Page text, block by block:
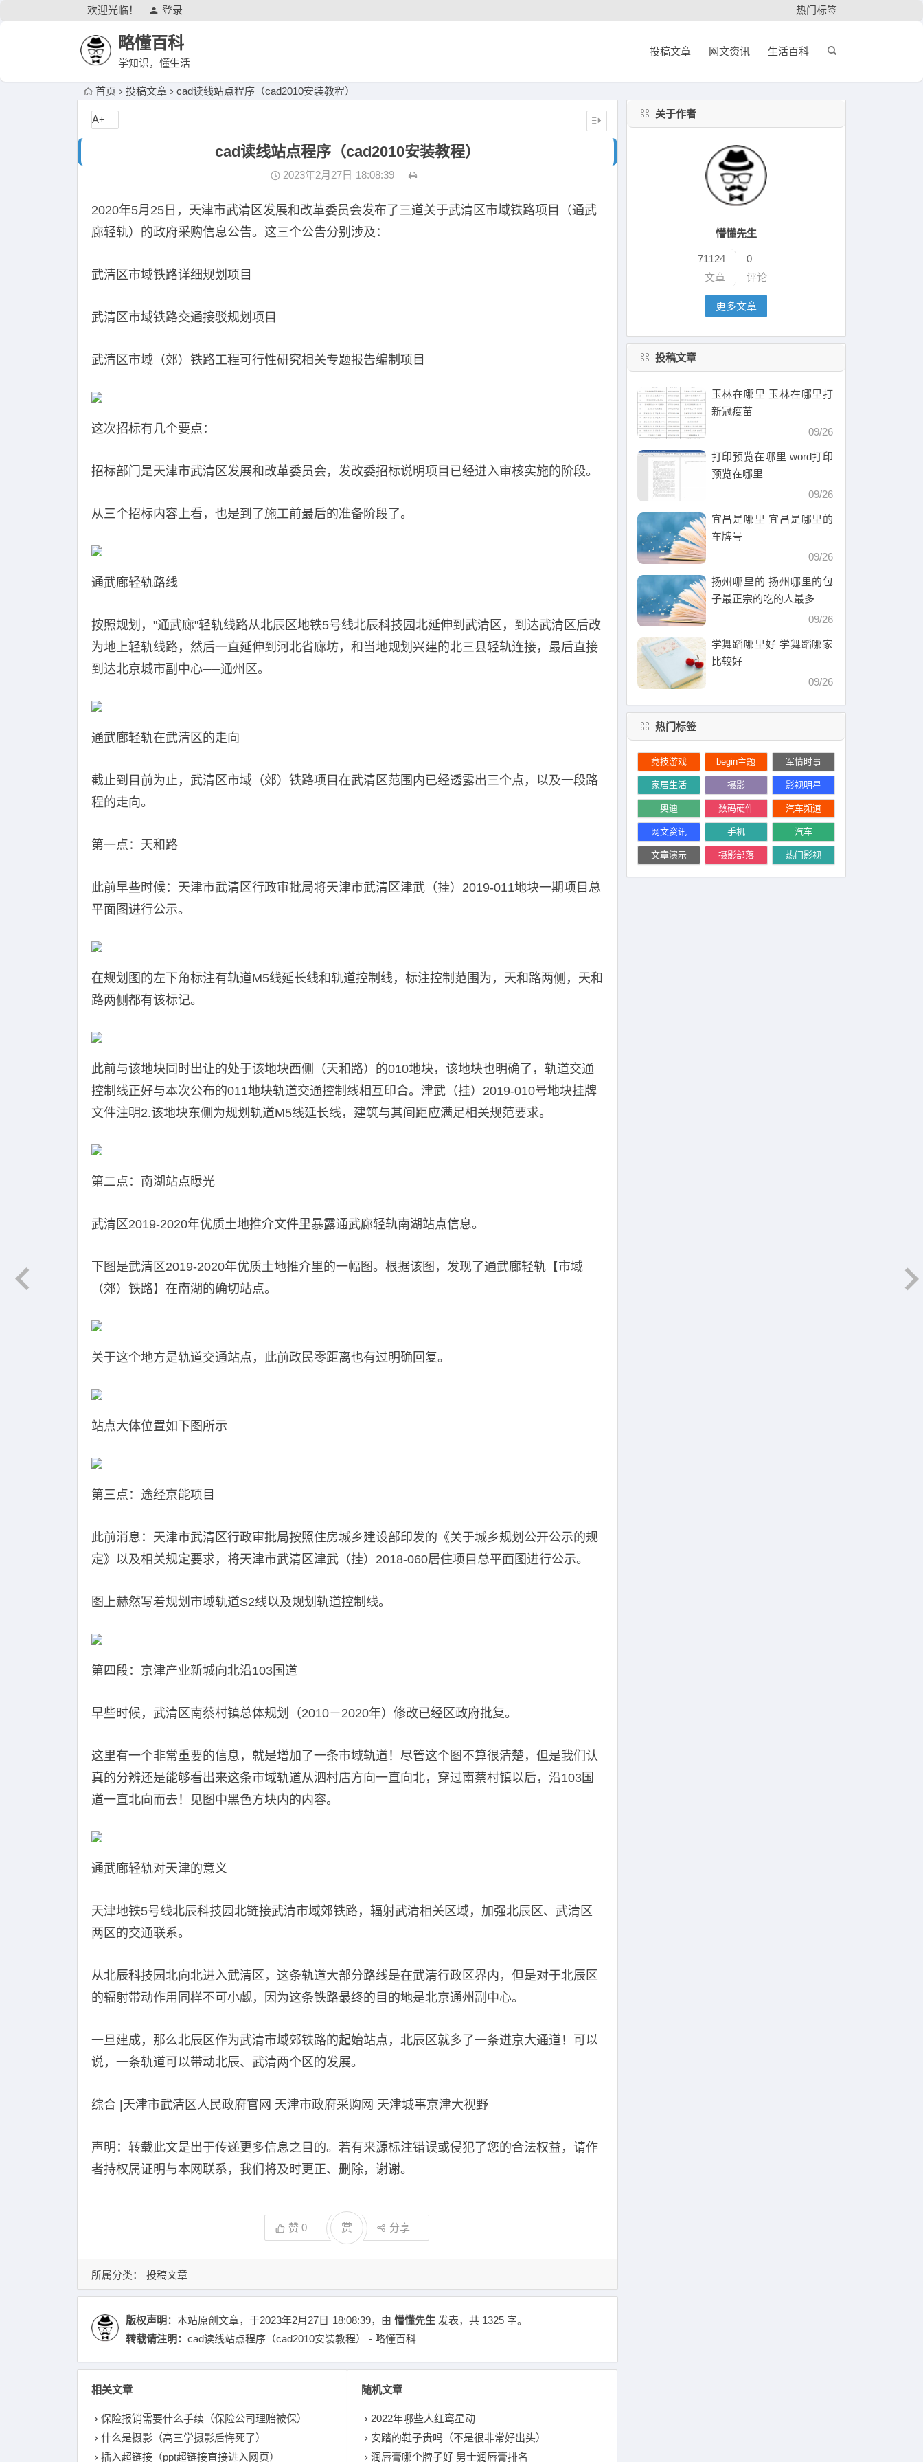
欢迎光临！ 登录 热门标签
略懂百科
学知识，懂生活
投稿文章 网文资讯 生活百科
首页 投稿文章 cad读线站点程序（cad2010安装教程）
cad读线站点程序（cad2010安装教程）
2023年2月27日 18:08:39
2020年5月25日，天津市武清区发展和改革委员会发布了三道关于武清区市域铁路项目（通武
廊轻轨）的政府采购信息公告。这三个公告分别涉及：
武清区市域铁路详细规划项目
武清区市域铁路交通接驳规划项目
武清区市域（郊）铁路工程可行性研究相关专题报告编制项目
这次招标有几个要点：
招标部门是天津市武清区发展和改革委员会，发改委招标说明项目已经进入审核实施的阶段。
从三个招标内容上看，也是到了施工前最后的准备阶段了。
通武廊轻轨路线
按照规划，"通武廊"轻轨线路从北辰区地铁5号线北辰科技园北延伸到武清区，到达武清区后改
为地上轻轨线路，然后一直延伸到河北省廊坊，和当地规划兴建的北三县轻轨连接，最后直接
到达北京城市副中心──通州区。
通武廊轻轨在武清区的走向
截止到目前为止，武清区市域（郊）铁路项目在武清区范围内已经透露出三个点，以及一段路
程的走向。
第一点：天和路
此前早些时候：天津市武清区行政审批局将天津市武清区津武（挂）2019-011地块一期项目总
平面图进行公示。
在规划图的左下角标注有轨道M5线延长线和轨道控制线，标注控制范围为，天和路两侧，天和
路两侧都有该标记。
此前与该地块同时出让的处于该地块西侧（天和路）的010地块，该地块也明确了，轨道交通
控制线正好与本次公布的011地块轨道交通控制线相互印合。津武（挂）2019-010号地块挂牌
文件注明2.该地块东侧为规划轨道M5线延长线，建筑与其间距应满足相关规范要求。
第二点：南湖站点曝光
武清区2019-2020年优质土地推介文件里暴露通武廊轻轨南湖站点信息。
下图是武清区2019-2020年优质土地推介里的一幅图。根据该图，发现了通武廊轻轨【市域
（郊）铁路】在南湖的确切站点。
关于这个地方是轨道交通站点，此前政民零距离也有过明确回复。
站点大体位置如下图所示
第三点：途经京能项目
此前消息：天津市武清区行政审批局按照住房城乡建设部印发的《关于城乡规划公开公示的规
定》以及相关规定要求，将天津市武清区津武（挂）2018-060居住项目总平面图进行公示。‍
图上赫然写着规划市域轨道S2线以及规划轨道控制线。
第四段：京津产业新城向北沿103国道
早些时候，武清区南蔡村镇总体规划（2010－2020年）修改已经区政府批复。
这里有一个非常重要的信息，就是增加了一条市域轨道！尽管这个图不算很清楚，但是我们认
真的分辨还是能够看出来这条市域轨道从泗村店方向一直向北，穿过南蔡村镇以后，沿103国
道一直北向而去！见图中黑色方块内的内容。
通武廊轻轨对天津的意义
天津地铁5号线北辰科技园北链接武清市域郊铁路，辐射武清相关区域，加强北辰区、武清区
两区的交通联系。
从北辰科技园北向北进入武清区，这条轨道大部分路线是在武清行政区界内，但是对于北辰区
的辐射带动作用同样不可小觑，因为这条铁路最终的目的地是北京通州副中心。
一旦建成，那么北辰区作为武清市域郊铁路的起始站点，北辰区就多了一条进京大通道！可以
说，一条轨道可以带动北辰、武清两个区的发展。
综合 |天津市武清区人民政府官网 天津市政府采购网 天津城事京津大视野
声明：转载此文是出于传递更多信息之目的。若有来源标注错误或侵犯了您的合法权益，请作
者持权属证明与本网联系，我们将及时更正、删除，谢谢。
赞 0 赏 分享
A+
所属分类： 投稿文章
版权声明： 本站原创文章，于2023年2月27日 18:08:39，由 懵懂先生 发表，共 1325 字。
转载请注明： cad读线站点程序（cad2010安装教程） - 略懂百科
相关文章
保险报销需要什么手续（保险公司理赔被保）
什么是摄影（高三学摄影后悔死了）
插入超链接（ppt超链接直接进入网页）
随机文章
2022年哪些人红鸾星动
安踏的鞋子贵吗（不是很非常好出头）
润唇膏哪个牌子好 男士润唇膏排名
关于作者
懵懂先生
71124
文章
0
评论
更多文章
投稿文章
玉林在哪里 玉林在哪里打
新冠疫苗
09/26
打印预览在哪里 word打印
预览在哪里
09/26
宜昌是哪里 宜昌是哪里的
车牌号
09/26
扬州哪里的 扬州哪里的包
子最正宗的吃的人最多
09/26
学舞蹈哪里好 学舞蹈哪家
比较好
09/26
热门标签
竞技游戏 begin主题 军情时事
家居生活 摄影 影视明星
奥迪 数码硬件 汽车频道
网文资讯 手机 汽车
文章演示 摄影部落 热门影视